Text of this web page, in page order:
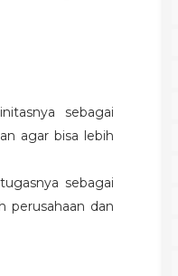
sebagai
agar bisa lebih
sebagai
perusahaan dan